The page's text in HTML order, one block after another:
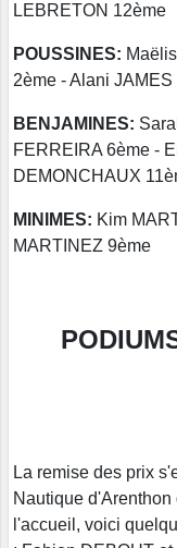
LEBRETON 12ème
POUSSINES:
2ème - Alani
BENJAMINES:
FERREIRA 6ème -
DEMONCHAUX
MINIMES: Kim
MARTINEZ 9ème
La remise des prix
Nautique
l'accueil, voici